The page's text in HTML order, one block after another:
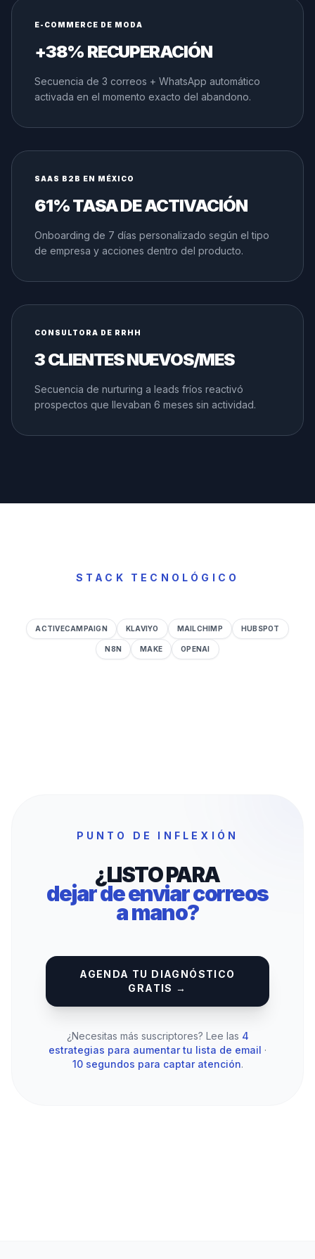
E-COMMERCE DE MODA
+38% RECUPERACIÓN
Secuencia de 3 correos + WhatsApp automático
activada en el momento exacto del abandono.
SAAS B2B EN MÉXICO
61% TASA DE ACTIVACIÓN
Onboarding de 7 días personalizado según el tipo
de empresa y acciones dentro del producto.
CONSULTORA DE RRHH
3 CLIENTES NUEVOS/MES
Secuencia de nurturing a leads fríos reactivó
prospectos que llevaban 6 meses sin actividad.
STACK TECNOLÓGICO
ACTIVECAMPAIGN KLAVIYO MAILCHIMP HUBSPOT
N8N MAKE OPENAI
PUNTO DE INFLEXIÓN
¿LISTO PARA
dejar de enviar correos
a mano?
AGENDA TU DIAGNÓSTICO
GRATIS →
¿Necesitas más suscriptores? Lee las 4
estrategias para aumentar tu lista de email ·
10 segundos para captar atención.